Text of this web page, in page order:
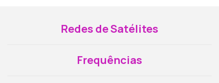
Redes de Satélites
Frequências